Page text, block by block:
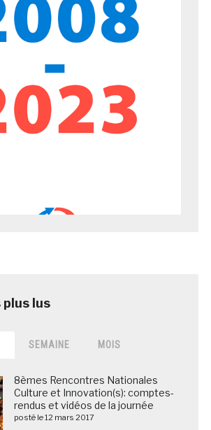
SEMAINE MOIS
8èmes Rencontres Nationales
Culture et Innovation(s): comptes-
rendus et vidéos de la journée
posté le 12 mars 2017